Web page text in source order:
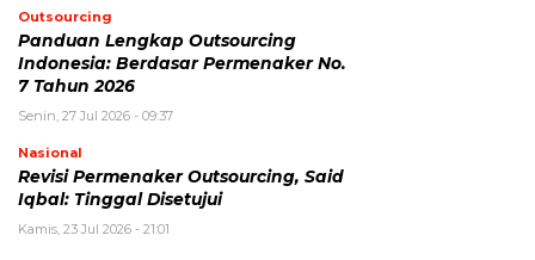
Outsourcing
Panduan Lengkap Outsourcing
Indonesia: Berdasar Permenaker No.
7 Tahun 2026
Senin, 27 Jul 2026 - 09:37
Nasional
Revisi Permenaker Outsourcing, Said
Iqbal: Tinggal Disetujui
Kamis, 23 Jul 2026 - 21:01